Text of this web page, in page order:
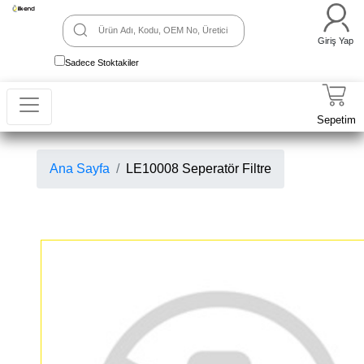
Sadece Stoktakiler
Giriş Yap
Sepetim
Ana Sayfa LE10008 Seperatör Filtre